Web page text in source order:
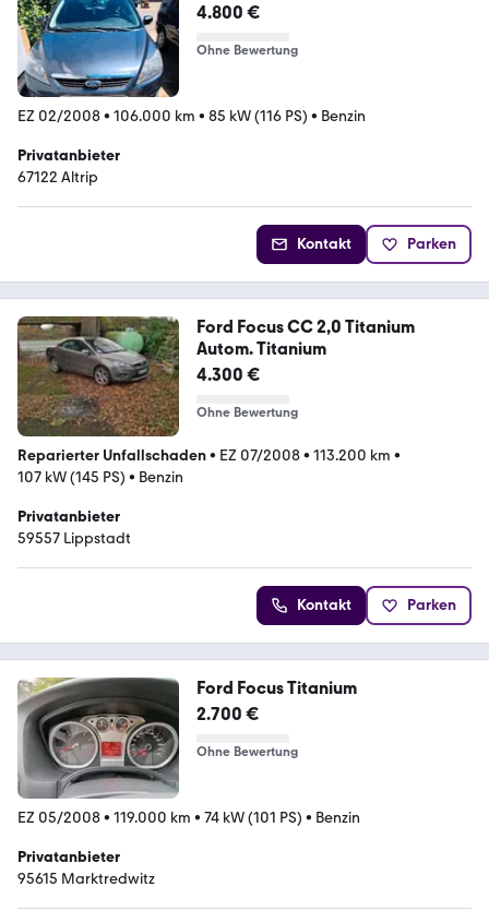
4.800 €
Ohne Bewertung
EZ 02/2008• 106.000 km • 85 kW (116 PS) • Benzin
Privatanbieter
67122 Altrip
Kontakt Parken
Ford Focus CC 2,0 Titanium
Autom. Titanium
4.300 €
Ohne Bewertung
Reparierter Unfallschaden• EZ 07/2008• 113.200 km •
107 kW (145 PS) • Benzin
Privatanbieter
59557 Lippstadt
Kontakt Parken
Ford Focus Titanium
2.700 €
Ohne Bewertung
EZ 05/2008• 119.000 km • 74 kW (101 PS) • Benzin
Privatanbieter
95615 Marktredwitz